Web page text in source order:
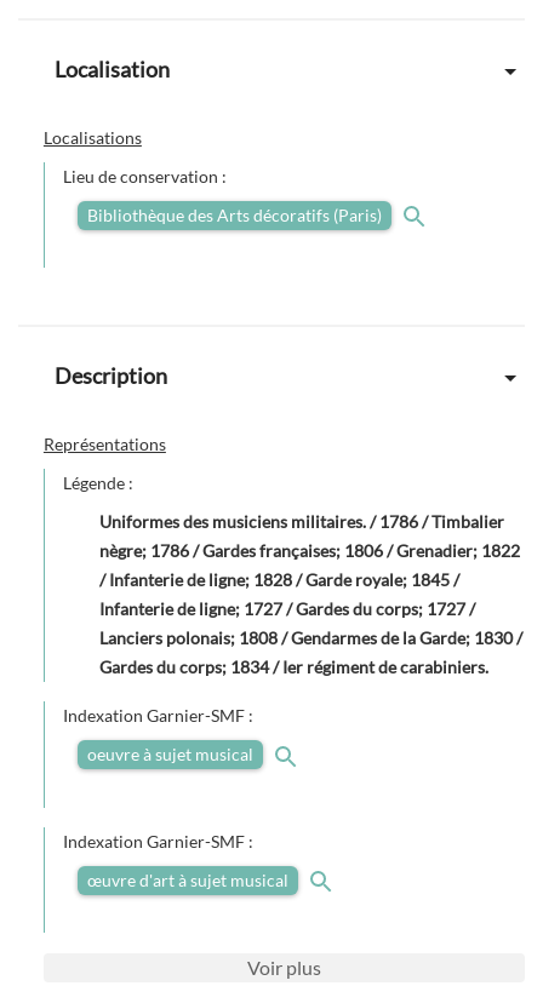
Localisation
Localisations
Lieu de conservation :
Bibliothèque des Arts décoratifs (Paris)
Description
Représentations
Légende :
Uniformes des musiciens militaires. / 1786 / Timbalier
nègre; 1786 / Gardes françaises; 1806 / Grenadier; 1822
/ Infanterie de ligne; 1828 / Garde royale; 1845 /
Infanterie de ligne; 1727 / Gardes du corps; 1727 /
Lanciers polonais; 1808 / Gendarmes de la Garde; 1830 /
Gardes du corps; 1834 / Ier régiment de carabiniers.
Indexation Garnier-SMF :
oeuvre à sujet musical
Indexation Garnier-SMF :
œuvre d'art à sujet musical
Voir plus